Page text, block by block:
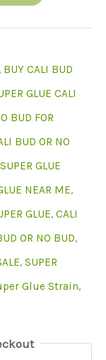
, BUY CALI BUD
GLUE CALI
BUD FOR
BUD OR NO
GLUE
NEAR ME,
GLUE, CALI
OR NO BUD,
, SUPER
Glue Strain,